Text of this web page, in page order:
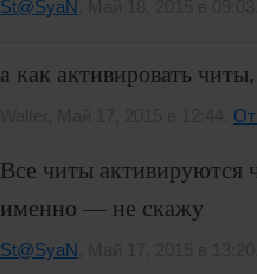
St@SyaN
а как активировать
Все читы активируются
именно — не скажу
St@SyaN